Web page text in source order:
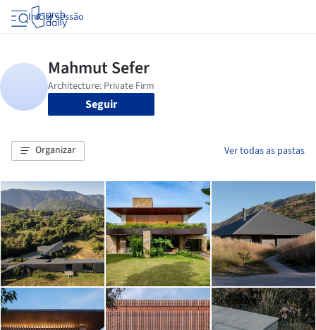
Iniciar sessão
Seguir
Organizar Ver todas as pastas